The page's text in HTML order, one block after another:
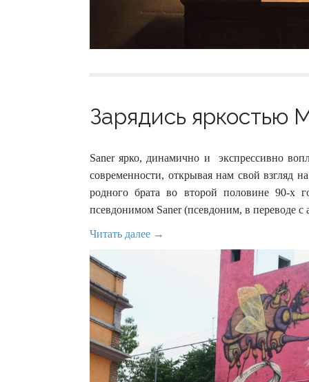
Зарядись яркостью
Saner ярко, динамично и экспрессивно
современности, открывая нам свой взгляд
родного брата во второй половине 90-х
псевдонимом Saner (псевдоним, в переводе с
Читать далее →